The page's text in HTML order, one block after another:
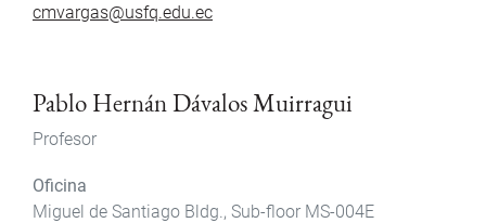
cmvargas@usfq.edu.ec
Pablo Hernán Dávalos Muirragui
Profesor
Oficina
Miguel de Santiago Bldg., Sub-floor MS-004E